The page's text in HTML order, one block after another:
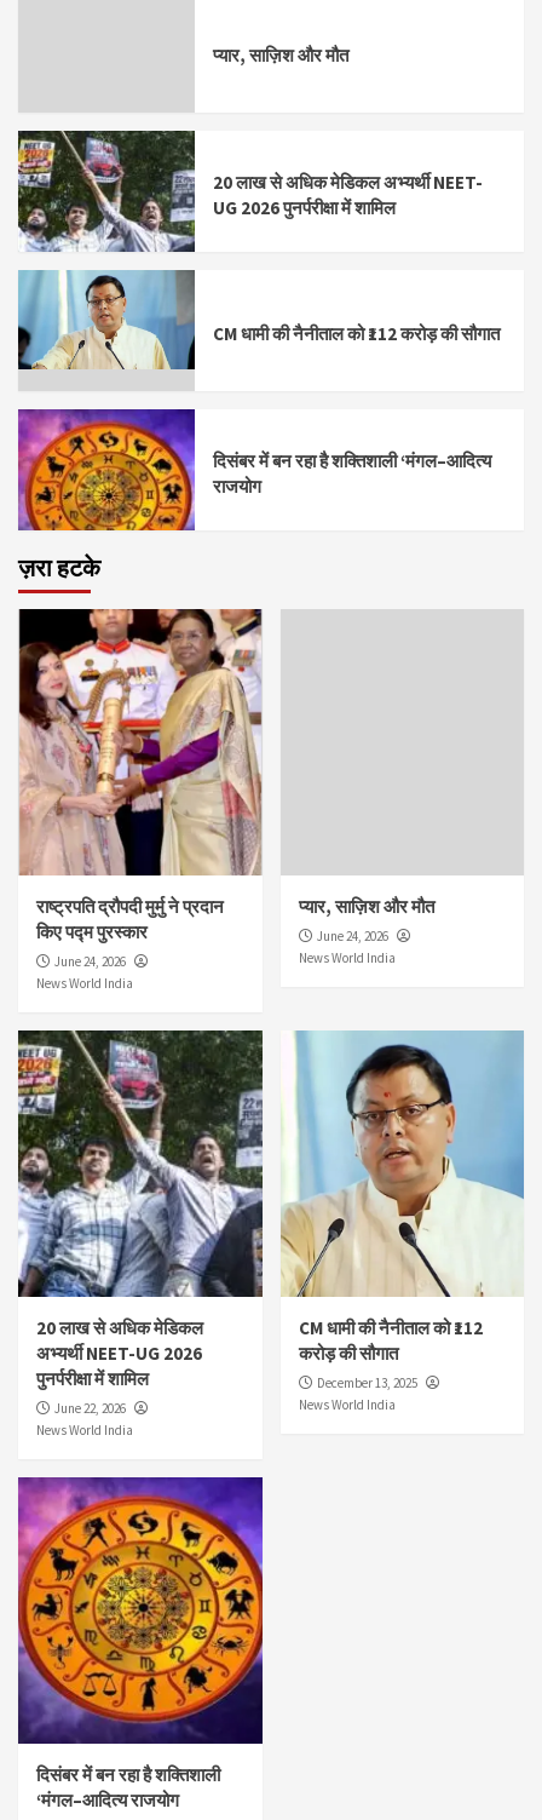
प्यार, साज़िश और मौत
20 लाख से अधिक मेडिकल अभ्यर्थी NEET-
UG 2026 पुनर्परीक्षा में शामिल
CM धामी की नैनीताल को ₹112 करोड़ की सौगात
दिसंबर में बन रहा है शक्तिशाली ‘मंगल–आदित्य
राजयोग
ज़रा हटके
राष्ट्रपति द्रौपदी मुर्मु ने प्रदान
किए पद्म पुरस्कार
June 24, 2026
News World India
प्यार, साज़िश और मौत
June 24, 2026
News World India
20 लाख से अधिक मेडिकल
अभ्यर्थी NEET-UG 2026
पुनर्परीक्षा में शामिल
June 22, 2026
News World India
CM धामी की नैनीताल को ₹112
करोड़ की सौगात
December 13, 2025
News World India
दिसंबर में बन रहा है शक्तिशाली
‘मंगल–आदित्य राजयोग